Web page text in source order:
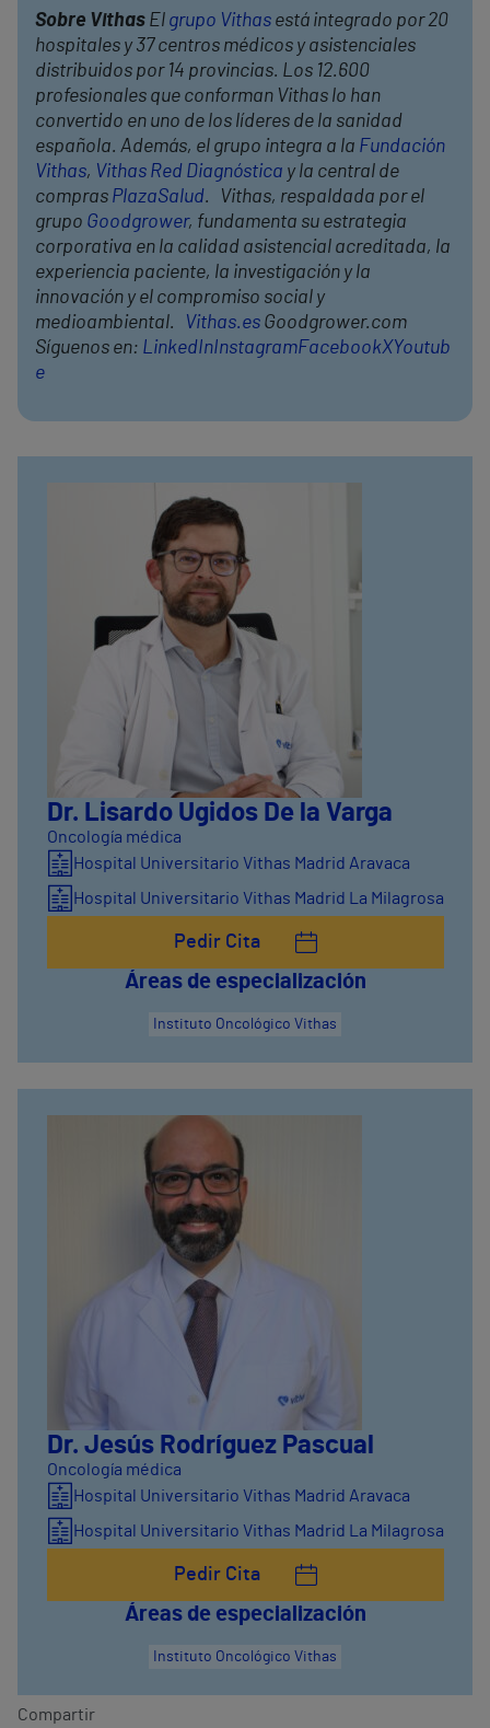
Sobre Vithas El grupo Vithas está integrado por 20
hospitales y 37 centros médicos y asistenciales
distribuidos por 14 provincias. Los 12.600
profesionales que conforman Vithas lo han
convertido en uno de los líderes de la sanidad
española. Además, el grupo integra a la Fundación
Vithas, Vithas Red Diagnóstica y la central de
compras PlazaSalud. Vithas, respaldada por el
grupo Goodgrower, fundamenta su estrategia
corporativa en la calidad asistencial acreditada, la
experiencia paciente, la investigación y la
innovación y el compromiso social y
medioambiental.
Vithas.es Goodgrower.com
Síguenos en: LinkedInInstagramFacebookXYoutub
e
Dr. Lisardo Ugidos De la Varga
Oncología médica
Hospital Universitario Vithas Madrid Aravaca
Hospital Universitario Vithas Madrid La Milagrosa
Pedir Cita
Áreas de especialización
Instituto Oncológico Vithas
Dr. Jesús Rodríguez Pascual
Oncología médica
Hospital Universitario Vithas Madrid Aravaca
Hospital Universitario Vithas Madrid La Milagrosa
Pedir Cita
Áreas de especialización
Instituto Oncológico Vithas
Compartir